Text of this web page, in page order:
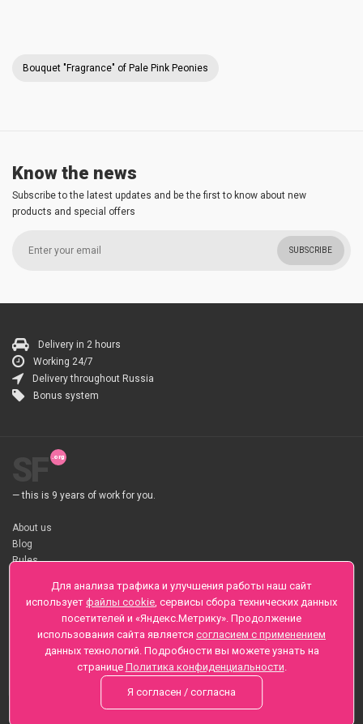
Bouquet "Fragrance" of Pale Pink Peonies
Know the news
Subscribe to the latest updates and be the first to know about new
products and special offers
SUBSCRIBE
Delivery in 2 hours
Working 24/7
Delivery throughout Russia
Bonus system
— this is 9 years of work for you.
About us
Blog
Rules
About flower Delivery
Payment
Telegramm
Sankt-Peterburg, Zaozernaya 6
+7 (812) 425-01-16
Questions? Call 24 hours
Для анализа трафика и улучшения работы наш сайт
использует файлы cookie, сервисы сбора технических данных
посетителей и «Яндекс.Метрику». Продолжение
использования сайта является согласием с применением
данных технологий. Подробности вы можете узнать на
странице Политика конфиденциальности.
Я согласен / согласна